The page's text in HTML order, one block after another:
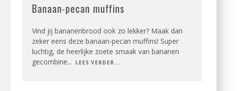
Banaan-pecan muffins
Vind jij bananenbrood ook zo lekker? Maak dan
zeker eens deze banaan-pecan muffins! Super
luchtig, de heerlijke zoete smaak van bananen
gecombine... LEES VERDER...